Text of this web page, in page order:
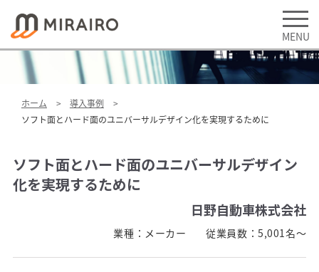
ホーム
導入事例
ソフト面とハード面のユニバーサルデザイン化を実現するために
ソフト面とハード面のユニバーサルデザイン
化を実現するために
日野自動車株式会社
業種： メーカー 従業員数：5,001名～